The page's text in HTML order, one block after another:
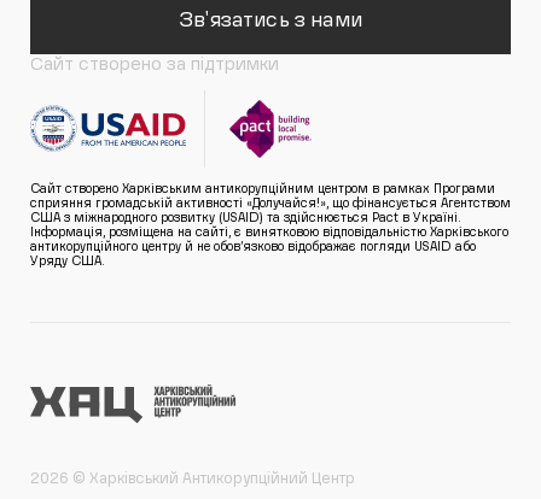
Зв'язатись з нами
Сайт створено за підтримки
Сайт створено Харківським антикорупційним центром в рамках Програми
сприяння громадській активності «Долучайся!», що фінансується Агентством
США з міжнародного розвитку (USAID) та здійснюється Pact в Україні.
Інформація, розміщена на сайті, є винятковою відповідальністю Харківського
антикорупційного центру й не обов’язково відображає погляди USAID або
Уряду США.
2026 © Харківський Антикорупційний Центр